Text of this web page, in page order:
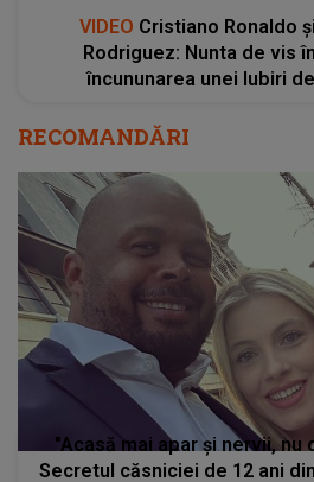
VIDEO Cristiano Ronaldo
Rodriguez: Nunta de vis
încununarea unei Iubiri
RECOMANDĂRI
"Acasă mai apar și nervii, nu
Secretul căsniciei de 12 ani